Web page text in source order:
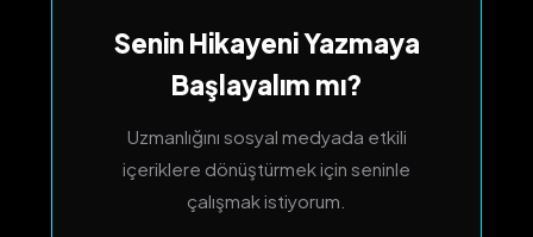
Senin Hikayeni Yazmaya
Başlayalım mı?
Uzmanlığını sosyal medyada etkili
içeriklere dönüştürmek için seninle
çalışmak istiyorum.